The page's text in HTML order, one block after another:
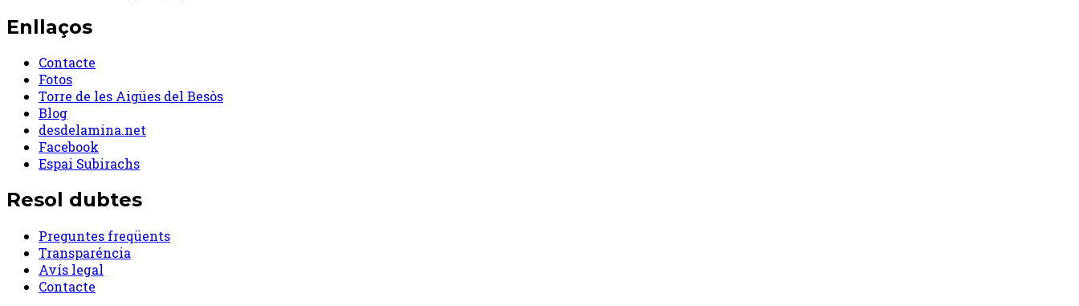
Enllaços
Contacte
Fotos
Torre de les Aigües del Besòs
Blog
desdelamina.net
Facebook
Espai Subirachs
Resol dubtes
Preguntes freqüents
Transparéncia
Avís legal
Contacte